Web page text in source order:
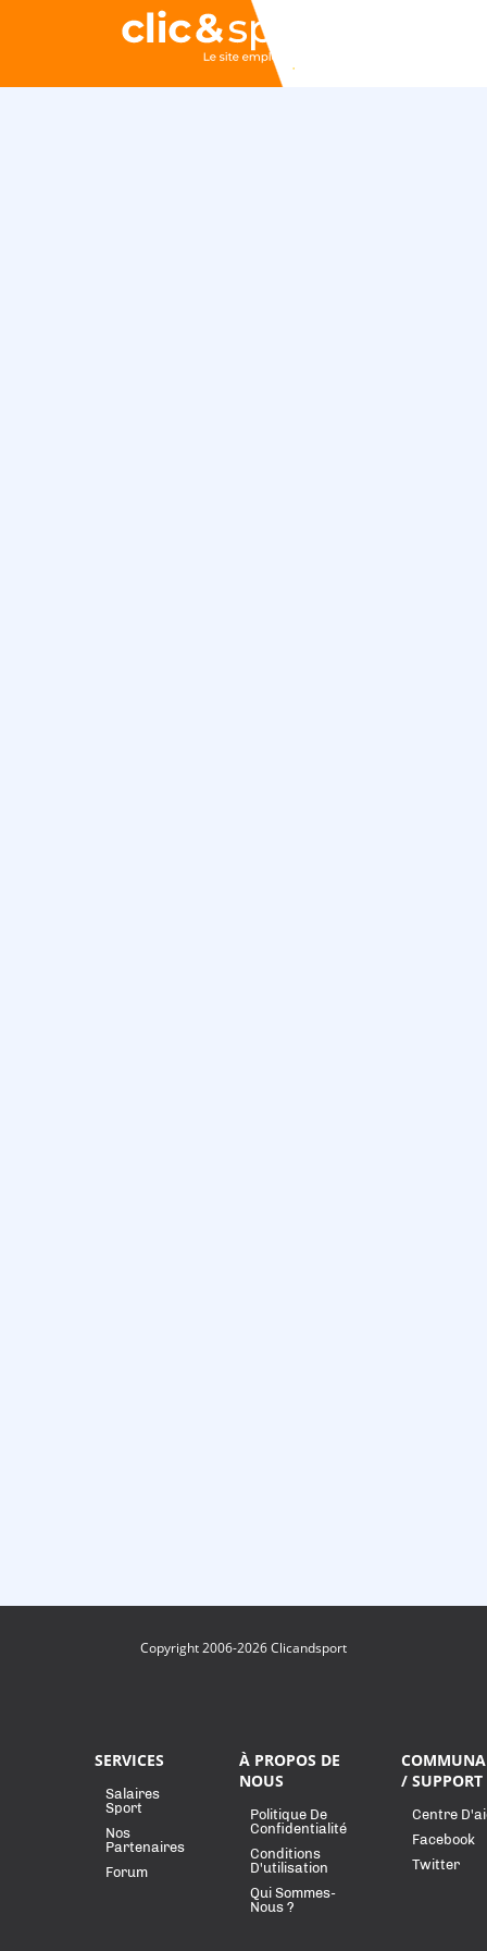
Copyright 2006-2026 Clicandsport
SERVICES
Salaires
Sport
Nos
Partenaires
Forum
À PROPOS DE
NOUS
Politique De
Confidentialité
Conditions
D'utilisation
Qui Sommes-
Nous ?
/ SUPPORT
Centre
Facebook
Twitter